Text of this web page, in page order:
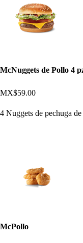
McNuggets de Pollo 4
MX$59.00
4 Nuggets de pechuga
McPollo